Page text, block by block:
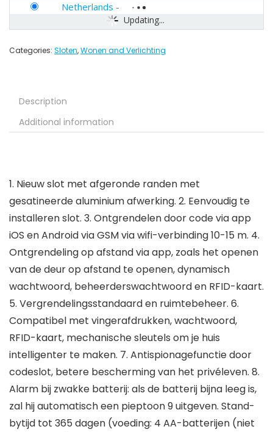
Updating...
Netherlands -
Categories: Sloten,Wonen and Verlichting
Description
Additional information
1. Nieuw slot met afgeronde randen met
gesatineerde aluminium afwerking. 2. Eenvoudig te
installeren slot. 3. Ontgrendelen door code via app
iOS en Android via GSM via wifi-verbinding 10-15 m. 4.
Ontgrendeling op afstand via app, zoals het openen
van de deur op afstand te openen, dynamisch
wachtwoord, beheerderswachtwoord en RFID-kaart.
5. Vergrendelingsstandaard en ruimtebeheer. 6.
Compatibel met vingerafdrukken, wachtwoord,
RFID-kaart, mechanische sleutels om je huis
intelligenter te maken. 7. Antispionagefunctie door
codeslot, betere bescherming van het privéleven. 8.
Alarm bij zwakke batterij: als de batterij bijna leeg is,
zal hij automatisch een pieptoon 9 uitgeven. Stand-
bytijd tot 365 dagen (voeding: 4 AA-batterijen (niet